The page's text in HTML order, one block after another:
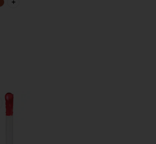
PLUS ICON TO SEE MORE OPTIONS
СТЕЙН ДЛЯ ЩЕК И ГУБ BENETINT